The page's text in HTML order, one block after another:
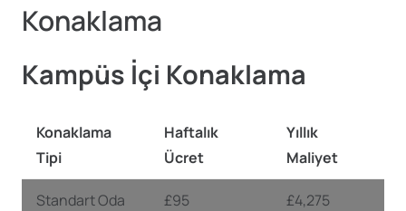
Konaklama
Kampüs İçi Konaklama
Konaklama
Tipi
Haftalık
Ücret
Yıllık
Maliyet
Standart Oda £95 £4,275